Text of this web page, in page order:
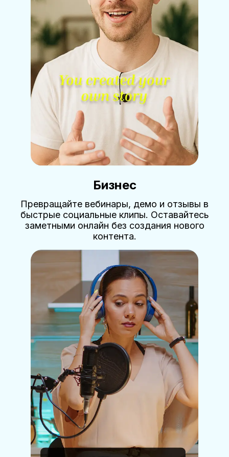
Бизнес
Превращайте вебинары, демо и отзывы в
быстрые социальные клипы. Оставайтесь
заметными онлайн без создания нового
контента.